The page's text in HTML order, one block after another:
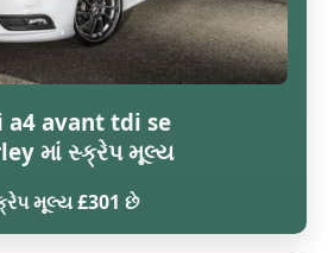
a4 avant tdi se
માં સ્ક્રેપ મૂલ્ય
મૂલ્ય £301 છે